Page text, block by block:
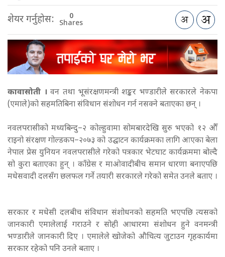
शेयर गर्नुहोस: 0
Shares
कावासोती ।वन तथा भूसंरक्षणमन्त्री शङ्कर भण्डारीले सरकारले नेकपा
(एमाले)को सहमतिबिना संविधान संशोधन गर्न नसक्ने बताएका छन् ।
नवलपरासीको मध्यबिन्दु–२ कोल्हुवामा सोमबारदेखि सुरु भएको १२ औँ
राइनो संरक्षण गोल्डकप–२०७३ को उद्घाटन कार्यक्रमका लागि आएका बेला
नेपाल प्रेस युनियन नवलपरासीले गरेको पत्रकार भेटघाट कार्यक्रममा बोल्दै
सो कुरा बताएका हुन् । काँग्रेस र माओवादीबीच समान धारणा बनाएपछि
मधेसवादी दलसँग छलफल गर्ने तयारी सरकारले गरेको समेत उनले बताए ।
सरकार र मधेसी दलबीच संविधान संशोधनको सहमति भएपछि त्यसको
जानकारी एमालेलाई गराउने र सोही आधारमा संशोधन हुने वनमन्त्री
भण्डारीले जानकारी दिए । एमालेले खोजेको औचित्य जुटाउन गृहकार्यमा
सरकार रहेको पनि उनले बताए ।